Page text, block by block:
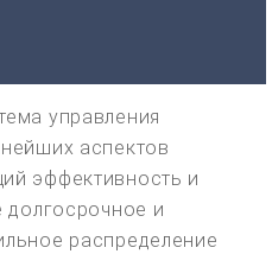
управления
аспектов
эффективность и
долгосрочное и
распределение